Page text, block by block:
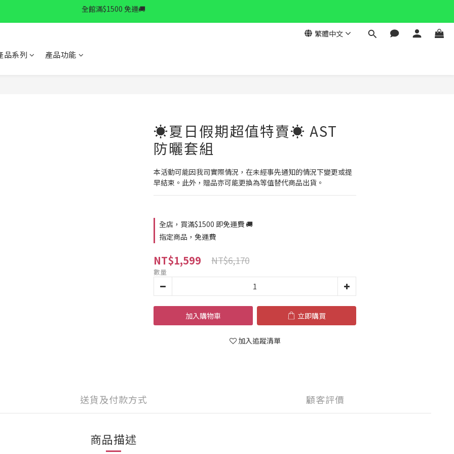
✨逆齡秘訣✨ 拉提精華限時特惠中
✨逆齡秘訣✨ 拉提精華限時特惠中
✨逆齡秘訣✨ 拉提精華限時特惠中
繁體中文
品系列 產品功能
☀️夏日假期超值特賣☀️ AST
防曬套組
本活動可能因我司實際情況，在未經事先通知的情況下變更或提
早結束。此外，贈品亦可能更換為等值替代商品出貨。
全店，買滿$1500 即免運費 🚚
指定商品，免運費
NT$1,599 NT$6,170
數量
加入購物車 立即購買
加入追蹤清單
送貨及付款方式 顧客評價
商品描述